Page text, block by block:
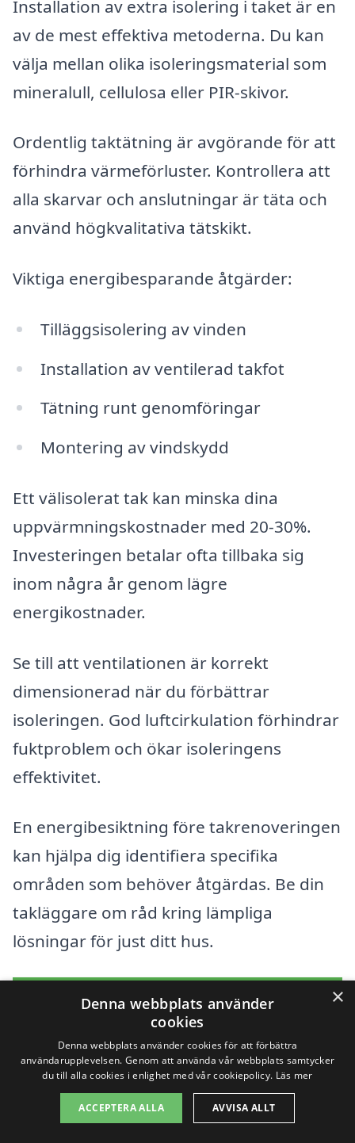
Installation av extra isolering i taket är en
av de mest effektiva metoderna. Du kan
välja mellan olika isoleringsmaterial som
mineralull, cellulosa eller PIR-skivor.
Ordentlig taktätning är avgörande för att
förhindra värmeförluster. Kontrollera att
alla skarvar och anslutningar är täta och
använd högkvalitativa tätskikt.
Viktiga energibesparande åtgärder:
Tilläggsisolering av vinden
Installation av ventilerad takfot
Tätning runt genomföringar
Montering av vindskydd
Ett välisolerat tak kan minska dina
uppvärmningskostnader med 20-30%.
Investeringen betalar ofta tillbaka sig
inom några år genom lägre
energikostnader.
Se till att ventilationen är korrekt
dimensionerad när du förbättrar
isoleringen. God luftcirkulation förhindrar
fuktproblem och ökar isoleringens
effektivitet.
En energibesiktning före takrenoveringen
kan hjälpa dig identifiera specifika
områden som behöver åtgärdas. Be din
takläggare om råd kring lämpliga
lösningar för just ditt hus.
Få 3 erbjudanden, gratis och utan
Takinspektion och
×
Denna webbplats använder
cookies
Denna webbplats använder cookies för att förbättra
användarupplevelsen. Genom att använda vår webbplats samtycker
du till alla cookies i enlighet med vår cookiepolicy. Läs mer
ACCEPTERA ALLA AVVISA ALLT